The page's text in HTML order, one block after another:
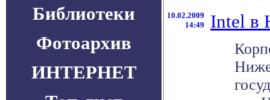
Библиотеки
Фотоархив
ИНТЕРНЕТ
10.02.2009
14:49
Intel в